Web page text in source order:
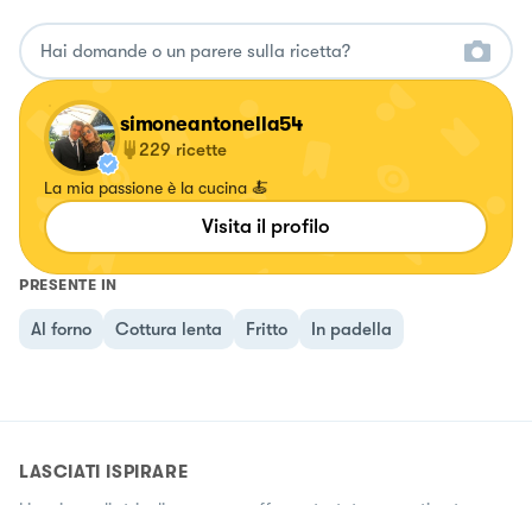
simoneantonella54
229 ricette
La mia passione è la cucina 🍝
Visita il profilo
PRESENTE IN
Al forno Cottura lenta Fritto In padella
LASCIATI ISPIRARE